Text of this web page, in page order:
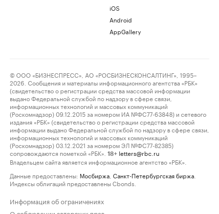
iOS
Android
AppGallery
© ООО «БИЗНЕСПРЕСС», АО «РОСБИЗНЕСКОНСАЛТИНГ», 1995–
2026. Сообщения и материалы информационного агентства «РБК»
(свидетельство о регистрации средства массовой информации
выдано Федеральной службой по надзору в сфере связи,
информационных технологий и массовых коммуникаций
(Роскомнадзор) 09.12.2015 за номером ИА №ФС77-63848) и сетевого
издания «РБК» (свидетельство о регистрации средства массовой
информации выдано Федеральной службой по надзору в сфере связи,
информационных технологий и массовых коммуникаций
(Роскомнадзор) 03.12.2021 за номером ЭЛ №ФС77-82385)
сопровождаются пометкой «РБК».
18+ letters@rbc.ru
Владельцем сайта является информационное агентство «РБК».
Данные предоставлены: Мосбиржа Санкт-Петербургская биржа
Индексы облигаций предоставлены Cbonds.
Информация об ограничениях